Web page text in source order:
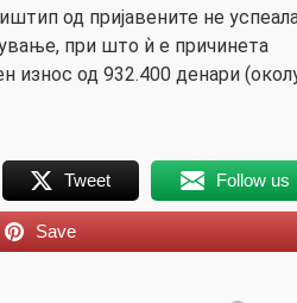
од пријавените не
при што ѝ е причинета
износ од 932.400 денари
Tweet Follow us
Save